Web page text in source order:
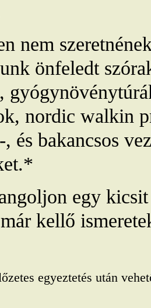
nem
önfeledt
nordic walkin
és bakancsos
egy
kellő
egyeztetés után